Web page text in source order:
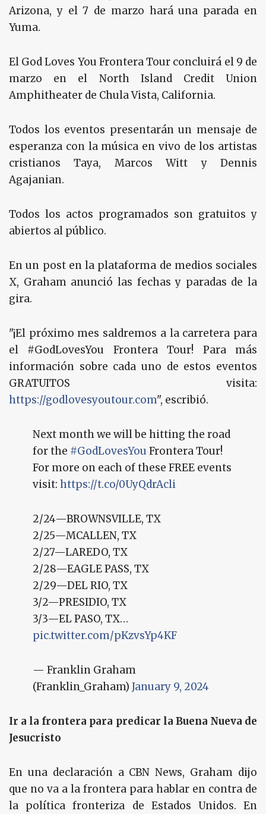
Arizona, y el 7 de marzo hará una parada en
Yuma.
El God Loves You Frontera Tour concluirá el 9 de
marzo en el North Island Credit Union
Amphitheater de Chula Vista, California.
Todos los eventos presentarán un mensaje de
esperanza con la música en vivo de los artistas
cristianos Taya, Marcos Witt y Dennis
Agajanian.
Todos los actos programados son gratuitos y
abiertos al público.
En un post en la plataforma de medios sociales
X, Graham anunció las fechas y paradas de la
gira.
"¡El próximo mes saldremos a la carretera para
el #GodLovesYou Frontera Tour! Para más
información sobre cada uno de estos eventos
GRATUITOS visita:
https://godlovesyoutour.com", escribió.
Next month we will be hitting the road
for the #GodLovesYou Frontera Tour!
For more on each of these FREE events
visit: https://t.co/0UyQdrAcli
2/24—BROWNSVILLE, TX
2/25—MCALLEN, TX
2/27—LAREDO, TX
2/28—EAGLE PASS, TX
2/29—DEL RIO, TX
3/2—PRESIDIO, TX
3/3—EL PASO, TX…
pic.twitter.com/pKzvsYp4KF
— Franklin Graham
(Franklin_Graham) January 9, 2024
Ir a la frontera para predicar la Buena Nueva de
Jesucristo
En una declaración a CBN News, Graham dijo
que no va a la frontera para hablar en contra de
la política fronteriza de Estados Unidos. En